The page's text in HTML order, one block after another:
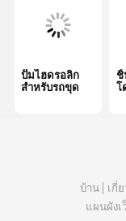
ปั๊มเกียร์ไฮดรอลิก
อะไหล่รถขุด
วาล์วระบายของ
ปั๊มไฮดรอลิก
สำหรับรถขุด
ชิ้
โ
บ้าน เกี่
แผนผังเ